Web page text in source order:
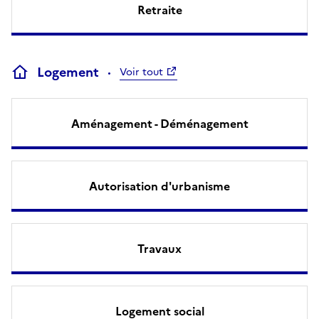
Retraite
Logement Voir tout
Aménagement - Déménagement
Autorisation d'urbanisme
Travaux
Logement social